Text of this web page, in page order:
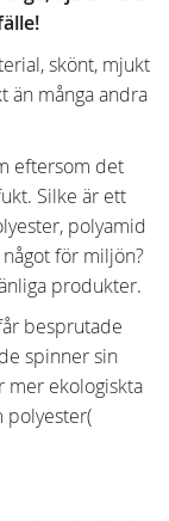
skönt, mjukt
än många andra
eftersom det
Silke är ett
polyamid
för miljön?
produkter.
besprutade
spinner sin
mer ekologiskta
polyester(